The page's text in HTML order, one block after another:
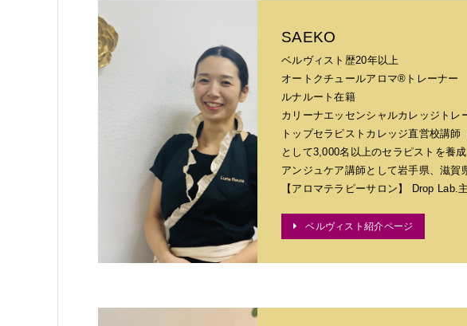
SAEKO
ベルヴィスト歴20年以上
オートクチュールアロマ®トレーナー
ルナルート在籍
カリーナエッセンシャルカレッジトレ
トップセラピストカレッジ直営校講師
として3,000名以上のセラピストを養成
アンジュケア講師として岩手県、滋賀
【アロマテラピーサロン】 Drop Lab.
ベルヴィスト紹介ページ